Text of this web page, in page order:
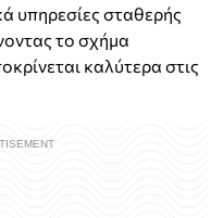
υπηρεσίες σταθερής
το σχήμα
καλύτερα στις